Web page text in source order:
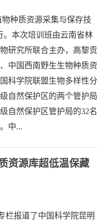
物种质资源采集与保存技
。本次培训班由云南省林
研究所联合主办，高黎贡
中国西南野生生物种质资
科学院联盟生物多样性分
自然保护区的两个管护局
自然保护区管护局的32名
中...
资源库超低温保藏
栏报道了中国科学院昆明